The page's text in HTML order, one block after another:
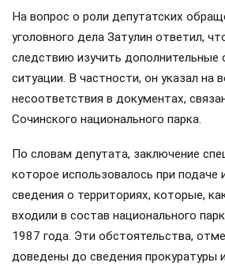
На вопрос о роли депутатских
уголовного дела Затулин ответил,
следствию изучить дополнительные
ситуации. В частности, он указал на
несоответствия в документах,
Сочинского национального парка.
По словам депутата, заключение
которое использовалось при подаче
сведения о территориях, которые,
входили в состав национального
1987 года. Эти обстоятельства,
доведены до сведения прокуратуры